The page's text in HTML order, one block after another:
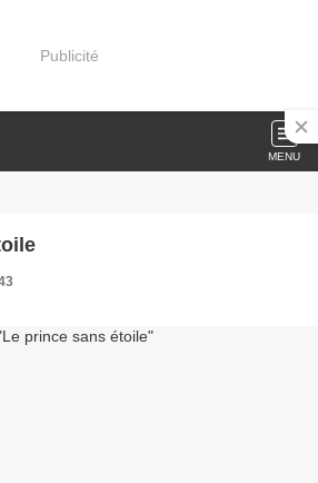
Publicité
MENU